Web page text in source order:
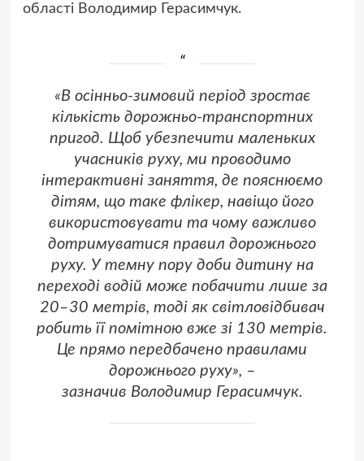
області Володимир Герасимчук.
«В осінньо-зимовий період зростає
кількість дорожньо-транспортних
пригод. Щоб убезпечити маленьких
учасників руху, ми проводимо
інтерактивні заняття, де пояснюємо
дітям, що таке флікер, навіщо його
використовувати та чому важливо
дотримуватися правил дорожнього
руху. У темну пору доби дитину на
переході водій може побачити лише за
20–30 метрів, тоді як світловідбивач
робить її помітною вже зі 130 метрів.
Це прямо передбачено правилами
дорожнього руху», –
зазначив Володимир Герасимчук.